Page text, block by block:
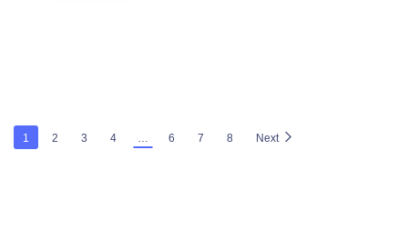
1 2 3 4 6 7 8 Next